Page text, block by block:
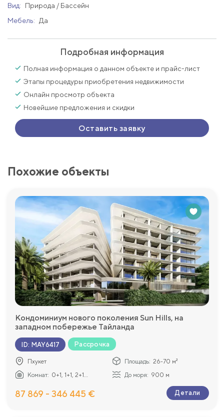
Вид:
Природа / Бассейн
Мебель:
Да
Подробная информация
Полная информация о данном объекте и прайс-лист
Этапы процедуры приобретения недвижимости
Онлайн просмотр объекта
Новейшие предложения и скидки
Оставить заявку
Похожие объекты
Кондоминиум нового поколения Sun Hills, на
западном побережье Тайланда
ID: MAY6417 Рассрочка
Пхукет Площадь: 26-70 м²
Комнат: 0+1, 1+1, 2+1... До моря: 900 м
87 869 - 346 445 € Детали